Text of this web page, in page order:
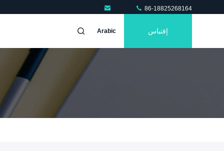
86-18825268164
Arabic إقتباس